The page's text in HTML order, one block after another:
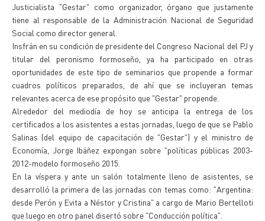
Justicialista "Gestar" como organizador, órgano que justamente
tiene al responsable de la Administración Nacional de Seguridad
Social como director general.
Insfrán en su condición de presidente del Congreso Nacional del PJ y
titular del peronismo formoseño, ya ha participado en otras
oportunidades de este tipo de seminarios que propende a formar
cuadros políticos preparados, de ahí que se incluyeran temas
relevantes acerca de ese propósito que "Gestar" propende.
Alrededor del mediodía de hoy se anticipa la entrega de los
certificados a los asistentes a estas jornadas, luego de que se Pablo
Salinas (del equipo de capacitación de "Gestar") y el ministro de
Economía, Jorge Ibáñez expongan sobre "políticas públicas 2003-
2012-modelo formoseño 2015.
En la víspera y ante un salón totalmente lleno de asistentes, se
desarrolló la primera de las jornadas con temas como: "Argentina:
desde Perón y Evita a Néstor y Cristina" a cargo de Mario Bertelloti
que luego en otro panel disertó sobre "Conducción política".